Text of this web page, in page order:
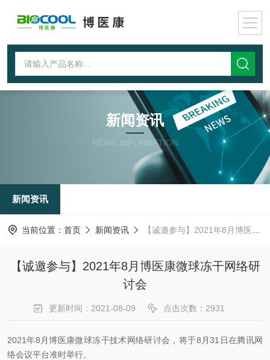
新闻资讯
NEWS INFORMATION
新闻资讯
当前位置： 首页 新闻资讯 【诚邀参与】2021年8月博医康微球冻干网络研讨会
【诚邀参与】2021年8月博医康微球冻干网络研
讨会
更新时间：2021-08-09 点击次数：2931
2021年8月博医康微球冻干技术网络研讨会，将于8月31日在腾讯网
络会议平台准时举行。